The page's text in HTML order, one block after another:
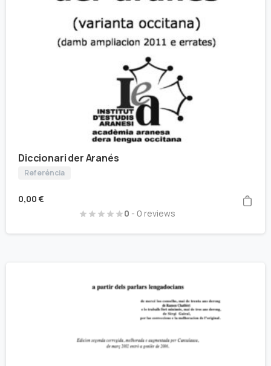
Diccionari der Aranés
Referéncia
0,00 €
0 - 0 reviews